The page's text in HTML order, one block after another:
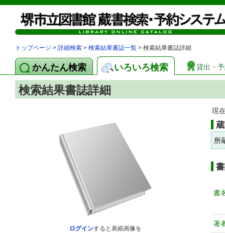
トップページ > 詳細検索 > 検索結果書誌一覧 > 検索結果書誌詳細
かんたん検索 いろいろ検索 貸出・
検索結果書誌詳細
ログインすると表紙画像を
現
所
書
著